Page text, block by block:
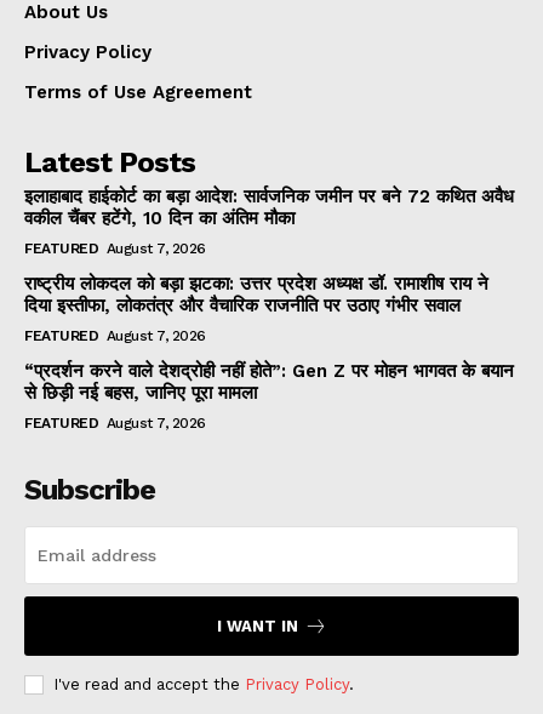
About Us
Privacy Policy
Terms of Use Agreement
Latest Posts
इलाहाबाद हाईकोर्ट का बड़ा आदेश: सार्वजनिक जमीन पर बने 72 कथित अवैध
वकील चैंबर हटेंगे, 10 दिन का अंतिम मौका
FEATURED August 7, 2026
राष्ट्रीय लोकदल को बड़ा झटका: उत्तर प्रदेश अध्यक्ष डॉ. रामाशीष राय ने
दिया इस्तीफा, लोकतंत्र और वैचारिक राजनीति पर उठाए गंभीर सवाल
FEATURED August 7, 2026
“प्रदर्शन करने वाले देशद्रोही नहीं होते”: Gen Z पर मोहन भागवत के बयान
से छिड़ी नई बहस, जानिए पूरा मामला
FEATURED August 7, 2026
Subscribe
I WANT IN
I've read and accept the Privacy Policy.